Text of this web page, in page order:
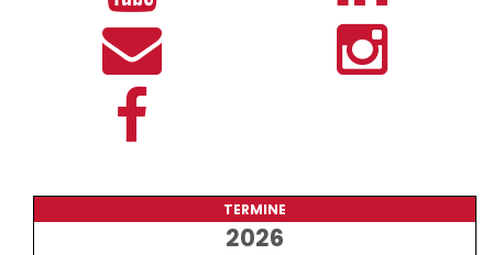
TERMINE
2026